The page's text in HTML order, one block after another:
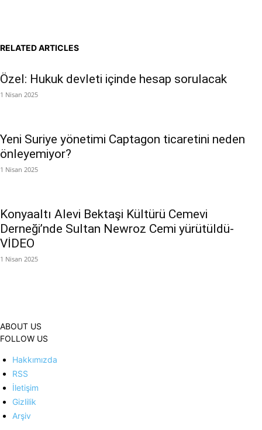
RELATED ARTICLES
Özel: Hukuk devleti içinde hesap sorulacak
1 Nisan 2025
Yeni Suriye yönetimi Captagon ticaretini neden
önleyemiyor?
1 Nisan 2025
Konyaaltı Alevi Bektaşi Kültürü Cemevi
Derneği’nde Sultan Newroz Cemi yürütüldü-
VİDEO
1 Nisan 2025
ABOUT US
FOLLOW US
Hakkımızda
RSS
İletişim
Gizlilik
Arşiv